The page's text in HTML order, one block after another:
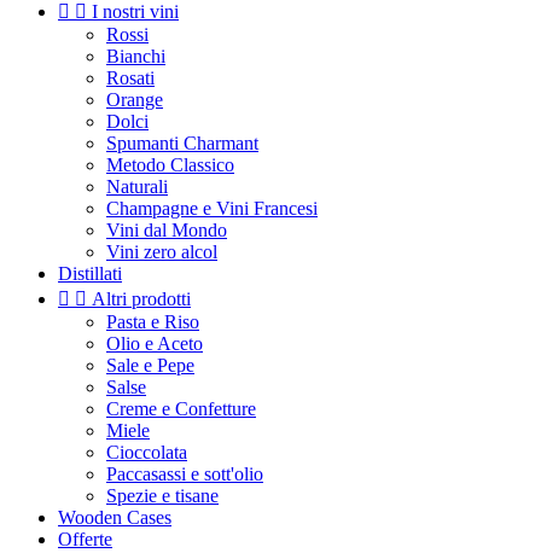
  I nostri vini
Rossi
Bianchi
Rosati
Orange
Dolci
Spumanti Charmant
Metodo Classico
Naturali
Champagne e Vini Francesi
Vini dal Mondo
Vini zero alcol
Distillati
  Altri prodotti
Pasta e Riso
Olio e Aceto
Sale e Pepe
Salse
Creme e Confetture
Miele
Cioccolata
Paccasassi e sott'olio
Spezie e tisane
Wooden Cases
Offerte